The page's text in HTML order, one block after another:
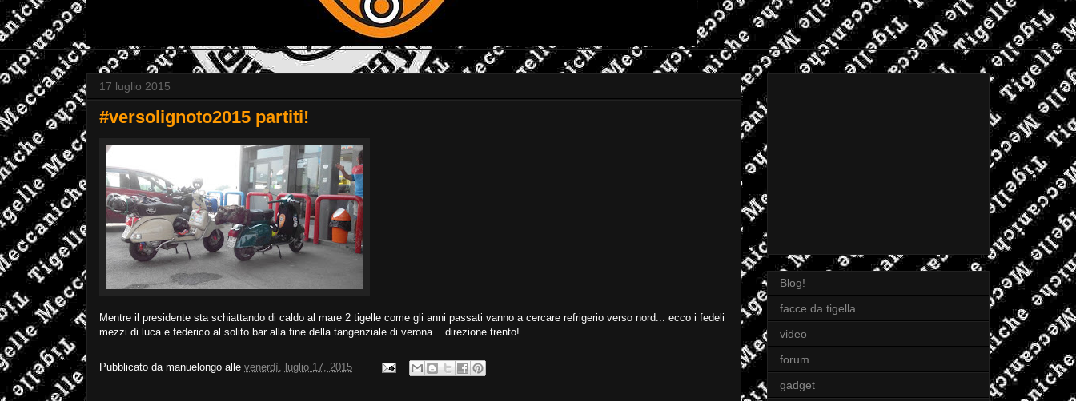
17 luglio 2015
#versolignoto2015 partiti!
Mentre il presidente sta schiattando di caldo al mare 2 tigelle come gli anni passati vanno a cercare refrigerio verso nord... ecco i fedeli
mezzi di luca e federico al solito bar alla fine della tangenziale di verona... direzione trento!
Pubblicato da manuelongo alle venerdì, luglio 17, 2015
Blog!
facce da tigella
video
forum
gadget